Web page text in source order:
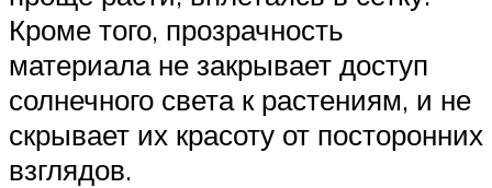
Кроме того, прозрачность
материала не закрывает доступ
солнечного света к растениям, и не
скрывает их красоту от посторонних
взглядов.